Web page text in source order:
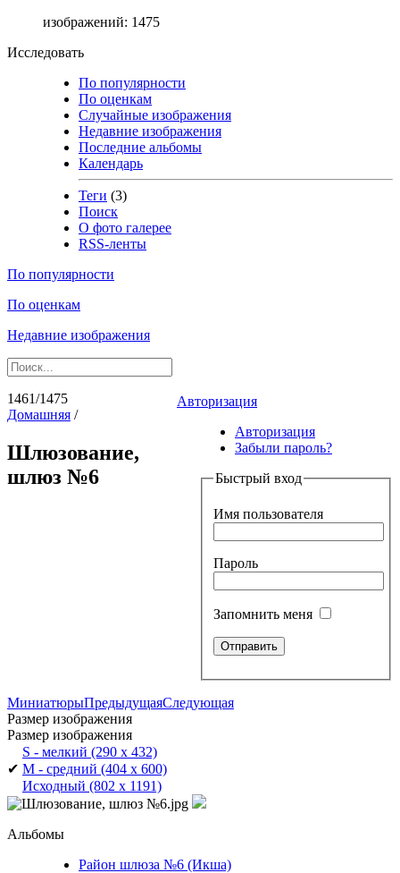
изображений: 1475
Исследовать
По популярности
По оценкам
Случайные изображения
Недавние изображения
Последние альбомы
Календарь
Теги (3)
Поиск
О фото галерее
RSS-ленты
По популярности
По оценкам
Недавние изображения
Авторизация
Авторизация
Забыли пароль?
Быстрый вход
Имя пользователя
Пароль
Запомнить меня
1461/1475
Домашняя /
Шлюзование,
шлюз №6
МиниатюрыПредыдущаяСледующая
Размер изображения
Размер изображения
S - мелкий (290 x 432)
✔ M - средний (404 x 600)
Исходный (802 x 1191)
Альбомы
Район шлюза №6 (Икша)